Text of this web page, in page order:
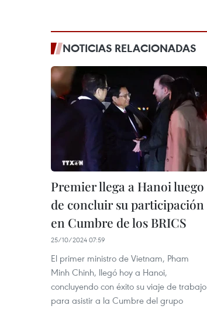
NOTICIAS RELACIONADAS
Premier llega a Hanoi luego
de concluir su participación
en Cumbre de los BRICS
25/10/2024 07:59
El primer ministro de Vietnam, Pham
Minh Chinh, llegó hoy a Hanoi,
concluyendo con éxito su viaje de trabajo
para asistir a la Cumbre del grupo